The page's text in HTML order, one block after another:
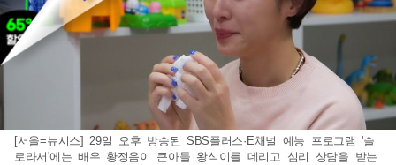
[서울=뉴시스] 29일 오후 방송된 SBS플러스·E채널 예능 프로그램 '솔
로라서'에는 배우 황정음이 큰아들 왕식이를 데리고 심리 상담을 받는